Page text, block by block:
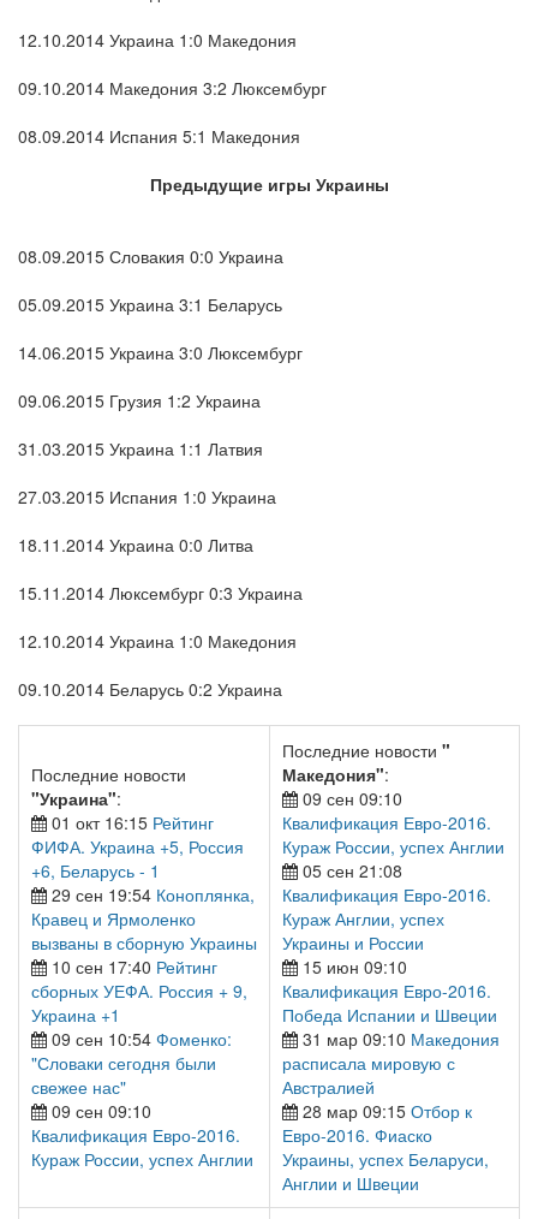
12.10.2014 Украина 1:0 Македония
09.10.2014 Македония 3:2 Люксембург
08.09.2014 Испания 5:1 Македония
Предыдущие игры Украины
08.09.2015 Словакия 0:0 Украина
05.09.2015 Украина 3:1 Беларусь
14.06.2015 Украина 3:0 Люксембург
09.06.2015 Грузия 1:2 Украина
31.03.2015 Украина 1:1 Латвия
27.03.2015 Испания 1:0 Украина
18.11.2014 Украина 0:0 Литва
15.11.2014 Люксембург 0:3 Украина
12.10.2014 Украина 1:0 Македония
09.10.2014 Беларусь 0:2 Украина
Последние новости
"Украина":
01 окт 16:15 Рейтинг
ФИФА. Украина +5, Россия
+6, Беларусь - 1
29 сен 19:54 Коноплянка,
Кравец и Ярмоленко
вызваны в сборную Украины
10 сен 17:40 Рейтинг
сборных УЕФА. Россия + 9,
Украина +1
09 сен 10:54 Фоменко:
"Словаки сегодня были
свежее нас"
09 сен 09:10
Квалификация Евро-2016.
Кураж России, успех Англии
Последние новости "
Македония":
09 сен 09:10
Квалификация Евро-2016.
Кураж России, успех Англии
05 сен 21:08
Квалификация Евро-2016.
Кураж Англии, успех
Украины и России
15 июн 09:10
Квалификация Евро-2016.
Победа Испании и Швеции
31 мар 09:10 Македония
расписала мировую с
Австралией
28 мар 09:15 Отбор к
Евро-2016. Фиаско
Украины, успех Беларуси,
Англии и Швеции